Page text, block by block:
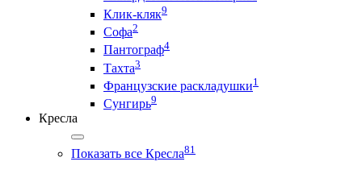
Клик-кляк9
Софа2
Пантограф4
Тахта3
Французские раскладушки1
Сунгирь9
Кресла
Показать все Кресла81